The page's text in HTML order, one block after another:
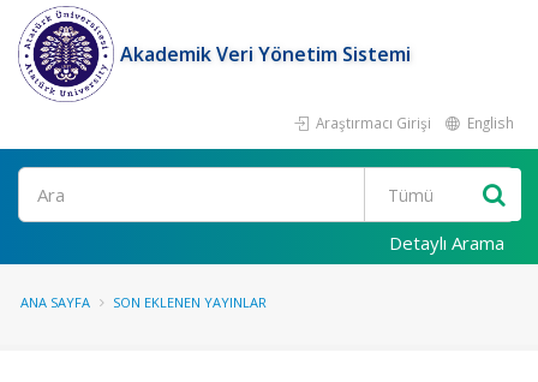
Akademik Veri Yönetim Sistemi
Araştırmacı Girişi English
Ara
Detaylı Arama
ANA SAYFA SON EKLENEN YAYINLAR